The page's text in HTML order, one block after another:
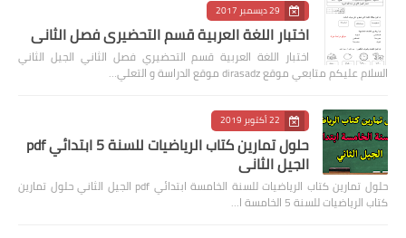
29 ديسمبر 2017
اختبار اللغة العربية قسم التحضيري فصل الثاني
اختبار اللغة العربية قسم التحضيري فصل الثاني الجيل الثاني
السلام عليكم متابعي موقع dirasadz موقع الدراسة و التعلي…
22 أكتوبر 2019
حلول تمارين كتاب الرياضيات للسنة 5 ابتدائي pdf
الجيل الثاني
حلول تمارين كتاب الرياضيات للسنة الخامسة ابتدائي pdf الجيل الثاني حلول تمارين
كتاب الرياضيات للسنة 5 الخامسة ا…